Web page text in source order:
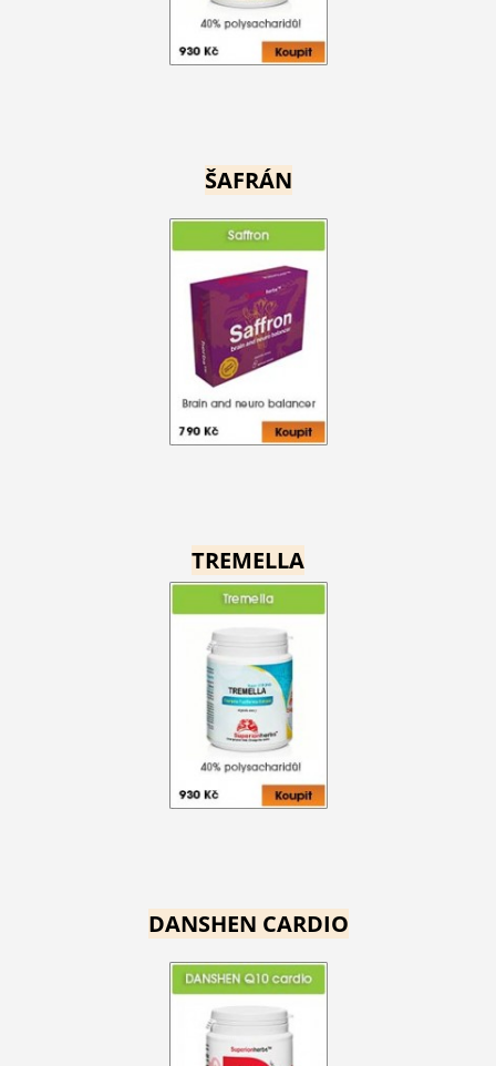
ŠAFRÁN
TREMELLA
DANSHEN CARDIO